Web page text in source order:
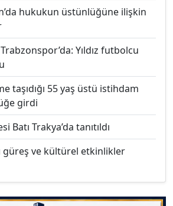
hukukun üstünlüğüne ilişkin
Yıldız futbolcu
taşıdığı 55 yaş üstü istihdam
girdi
Batı Trakya’da tanıtıldı
güreş ve kültürel etkinlikler